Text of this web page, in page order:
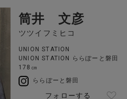
筒井 文彦
ツツイフミヒコ
UNION STATION
UNION STATION ららぽーと磐田
178㎝
ららぽーと磐田
フォローする